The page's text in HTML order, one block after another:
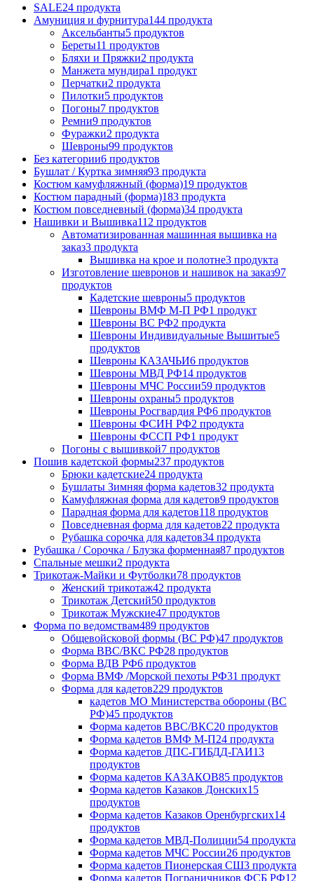
SALE24 продукта
Амуниция и фурнитура144 продукта
Аксельбанты5 продуктов
Береты11 продуктов
Бляхи и Пряжки2 продукта
Манжета мундира1 продукт
Перчатки2 продукта
Пилотки5 продуктов
Погоны7 продуктов
Ремни9 продуктов
Фуражки2 продукта
Шевроны99 продуктов
Без категории6 продуктов
Бушлат / Куртка зимняя93 продукта
Костюм камуфляжный (форма)19 продуктов
Костюм парадный (форма)183 продукта
Костюм повседневный (форма)34 продукта
Нашивки и Вышивка112 продуктов
Автоматизированная машинная вышивка на
заказ3 продукта
Вышивка на крое и полотне3 продукта
Изготовление шевронов и нашивок на заказ97
продуктов
Кадетские шевроны5 продуктов
Шевроны ВМФ М-П РФ1 продукт
Шевроны ВС РФ2 продукта
Шевроны Индивидуальные Вышитые5
продуктов
Шевроны КАЗАЧЬИ6 продуктов
Шевроны МВД РФ14 продуктов
Шевроны МЧС России59 продуктов
Шевроны охраны5 продуктов
Шевроны Росгвардия РФ6 продуктов
Шевроны ФСИН РФ2 продукта
Шевроны ФССП РФ1 продукт
Погоны с вышивкой7 продуктов
Пошив кадетской формы237 продуктов
Брюки кадетские24 продукта
Бушлаты Зимняя форма кадетов32 продукта
Камуфляжная форма для кадетов9 продуктов
Парадная форма для кадетов118 продуктов
Повседневная форма для кадетов22 продукта
Рубашка сорочка для кадетов34 продукта
Рубашка / Сорочка / Блузка форменная87 продуктов
Спальные мешки2 продукта
Трикотаж-Майки и Футболки78 продуктов
Женский трикотаж42 продукта
Трикотаж Детский50 продуктов
Трикотаж Мужские47 продуктов
Форма по ведомствам489 продуктов
Общевойсковой формы (ВС РФ)47 продуктов
Форма ВВС/ВКС РФ28 продуктов
Форма ВДВ РФ6 продуктов
Форма ВМФ /Морской пехоты РФ31 продукт
Форма для кадетов229 продуктов
кадетов МО Министерства обороны (ВС
РФ)45 продуктов
Форма кадетов ВВС/ВКС20 продуктов
Форма кадетов ВМФ М-П24 продукта
Форма кадетов ДПС-ГИБДД-ГАИ13
продуктов
Форма кадетов КАЗАКОВ85 продуктов
Форма кадетов Казаков Донских15
продуктов
Форма кадетов Казаков Оренбургских14
продуктов
Форма кадетов МВД-Полиции54 продукта
Форма кадетов МЧС России26 продуктов
Форма кадетов Пионерская СШ3 продукта
Форма кадетов Пограничников ФСБ РФ12